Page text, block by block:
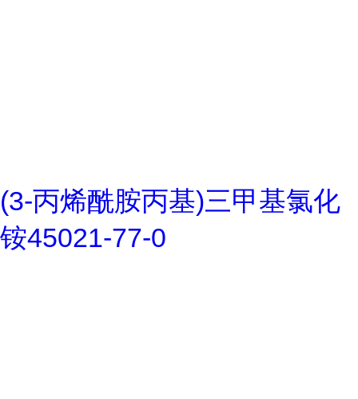
(3-丙烯酰胺丙基)三甲基氯化
铵45021-77-0